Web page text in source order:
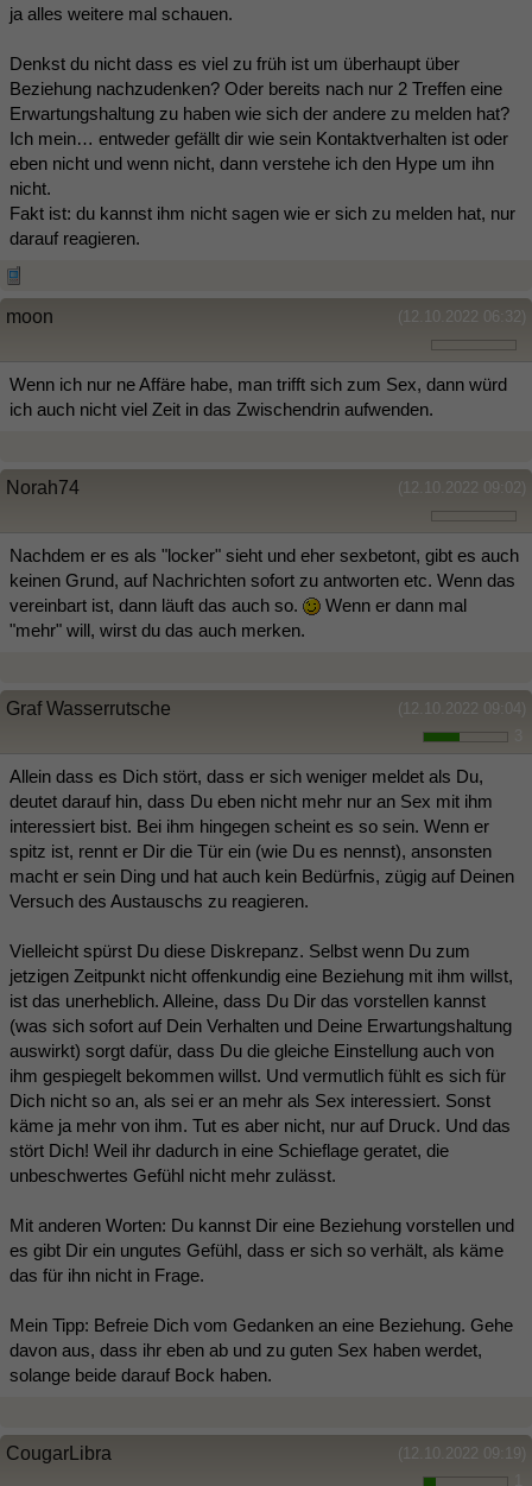
ja alles weitere mal schauen.
Denkst du nicht dass es viel zu früh ist um überhaupt über
Beziehung nachzudenken? Oder bereits nach nur 2 Treffen eine
Erwartungshaltung zu haben wie sich der andere zu melden hat?
Ich mein… entweder gefällt dir wie sein Kontaktverhalten ist oder
eben nicht und wenn nicht, dann verstehe ich den Hype um ihn
nicht.
Fakt ist: du kannst ihm nicht sagen wie er sich zu melden hat, nur
darauf reagieren.
(12.10.2022 06:32)
moon
Wenn ich nur ne Affäre habe, man trifft sich zum Sex, dann würd
ich auch nicht viel Zeit in das Zwischendrin aufwenden.
(12.10.2022 09:02)
Norah74
Nachdem er es als "locker" sieht und eher sexbetont, gibt es auch
keinen Grund, auf Nachrichten sofort zu antworten etc. Wenn das
vereinbart ist, dann läuft das auch so.
Wenn er dann mal
"mehr" will, wirst du das auch merken.
(12.10.2022 09:04)
Graf Wasserrutsche
Allein dass es Dich stört, dass er sich weniger meldet als Du,
deutet darauf hin, dass Du eben nicht mehr nur an Sex mit ihm
interessiert bist. Bei ihm hingegen scheint es so sein. Wenn er
spitz ist, rennt er Dir die Tür ein (wie Du es nennst), ansonsten
macht er sein Ding und hat auch kein Bedürfnis, zügig auf Deinen
Versuch des Austauschs zu reagieren.
Vielleicht spürst Du diese Diskrepanz. Selbst wenn Du zum
jetzigen Zeitpunkt nicht offenkundig eine Beziehung mit ihm willst,
ist das unerheblich. Alleine, dass Du Dir das vorstellen kannst
(was sich sofort auf Dein Verhalten und Deine Erwartungshaltung
auswirkt) sorgt dafür, dass Du die gleiche Einstellung auch von
ihm gespiegelt bekommen willst. Und vermutlich fühlt es sich für
Dich nicht so an, als sei er an mehr als Sex interessiert. Sonst
käme ja mehr von ihm. Tut es aber nicht, nur auf Druck. Und das
stört Dich! Weil ihr dadurch in eine Schieflage geratet, die
unbeschwertes Gefühl nicht mehr zulässt.
Mit anderen Worten: Du kannst Dir eine Beziehung vorstellen und
es gibt Dir ein ungutes Gefühl, dass er sich so verhält, als käme
das für ihn nicht in Frage.
Mein Tipp: Befreie Dich vom Gedanken an eine Beziehung. Gehe
davon aus, dass ihr eben ab und zu guten Sex haben werdet,
solange beide darauf Bock haben.
(12.10.2022 09:19)
CougarLibra